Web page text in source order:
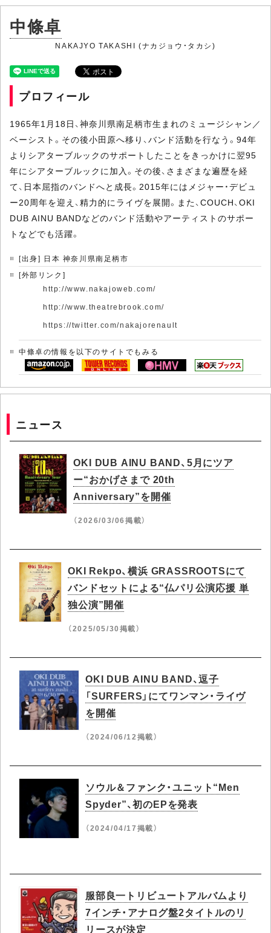
中條卓
NAKAJYO TAKASHI (ナカジョウ・タカシ)
プロフィール
1965年1月18日、神奈川県南足柄市生まれのミュージシャン／
ベーシスト。その後小田原へ移り、バンド活動を行なう。94年
よりシアターブルックのサポートしたことをきっかけに翌95
年にシアターブルックに加入。その後、さまざまな遍歴を経
て、日本屈指のバンドへと成長。2015年にはメジャー・デビュ
ー20周年を迎え、精力的にライヴを展開。また、COUCH、OKI
DUB AINU BANDなどのバンド活動やアーティストのサポー
トなどでも活躍。
[出身] 日本 神奈川県南足柄市
[外部リンク]
http://www.nakajoweb.com/
http://www.theatrebrook.com/
https://twitter.com/nakajorenault
中條卓の情報を以下のサイトでもみる
ニュース
OKI DUB AINU BAND、5月にツア
ー“おかげさまで 20th
Anniversary”を開催
（2026/03/06掲載）
OKI Rekpo、横浜 GRASSROOTSにて
バンドセットによる“仏パリ公演応援 単
独公演”開催
（2025/05/30掲載）
OKI DUB AINU BAND、逗子
「SURFERS」にてワンマン・ライヴ
を開催
（2024/06/12掲載）
ソウル＆ファンク・ユニット“Men
Spyder”、初のEPを発表
（2024/04/17掲載）
服部良一トリビュートアルバムより
7インチ・アナログ盤2タイトルのリ
リースが決定